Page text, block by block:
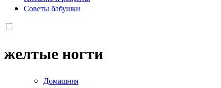
Советы бабушки
желтые ногти
Домашняя